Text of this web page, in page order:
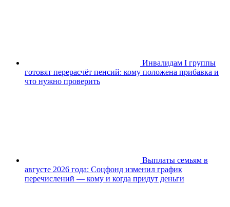
Инвалидам I группы
готовят перерасчёт пенсий: кому положена прибавка и
что нужно проверить
Выплаты семьям в
августе 2026 года: Соцфонд изменил график
перечислений — кому и когда придут деньги